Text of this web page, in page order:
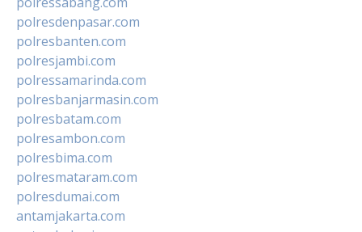
polresdenpasar.com
polresbanten.com
polresjambi.com
polressamarinda.com
polresbanjarmasin.com
polresbatam.com
polresambon.com
polresbima.com
polresmataram.com
polresdumai.com
antamjakarta.com